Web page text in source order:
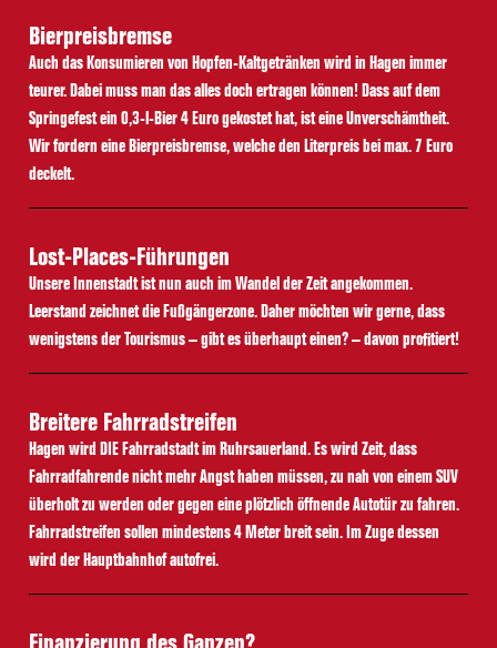
Bierpreisbremse
Auch das Konsumieren von Hopfen-Kaltgetränken wird in Hagen immer
teurer. Dabei muss man das alles doch ertragen können! Dass auf dem
Springefest ein 0,3-l-Bier 4 Euro gekostet hat, ist eine Unverschämtheit.
Wir fordern eine Bierpreisbremse, welche den Literpreis bei max. 7 Euro
deckelt.
Lost-Places-Führungen
Unsere Innenstadt ist nun auch im Wandel der Zeit angekommen.
Leerstand zeichnet die Fußgängerzone. Daher möchten wir gerne, dass
wenigstens der Tourismus – gibt es überhaupt einen? – davon profitiert!
Breitere Fahrradstreifen
Hagen wird DIE Fahrradstadt im Ruhrsauerland. Es wird Zeit, dass
Fahrradfahrende nicht mehr Angst haben müssen, zu nah von einem SUV
überholt zu werden oder gegen eine plötzlich öffnende Autotür zu fahren.
Fahrradstreifen sollen mindestens 4 Meter breit sein. Im Zuge dessen
wird der Hauptbahnhof autofrei.